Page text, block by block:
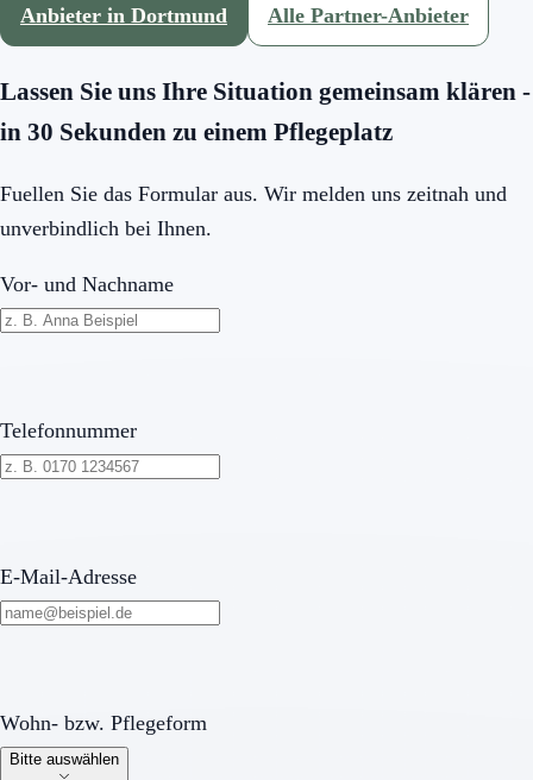
Anbieter in Dortmund Alle Partner-Anbieter
Lassen Sie uns Ihre Situation gemeinsam klären -
in 30 Sekunden zu einem Pflegeplatz
Fuellen Sie das Formular aus. Wir melden uns zeitnah und
unverbindlich bei Ihnen.
Vor- und Nachname
Telefonnummer
E-Mail-Adresse
Wohn- bzw. Pflegeform
Wohn- bzw. Pflegeform
Bitte auswählen